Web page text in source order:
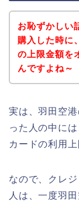
お恥ずかしい
購入した時に
の上限金額を
んですよね～
実は、羽田空
った人の中に
カードの利用
なので、クレ
人は、一度羽